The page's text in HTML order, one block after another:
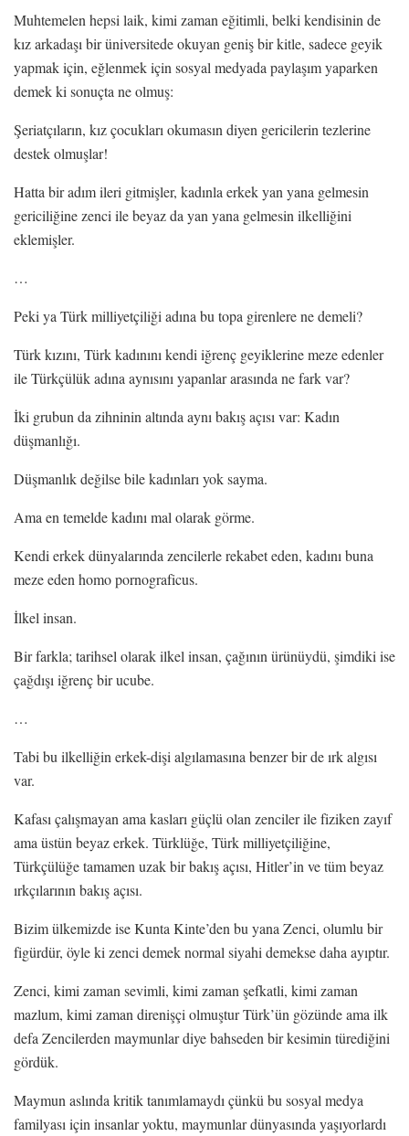
Muhtemelen hepsi laik, kimi zaman eğitimli, belki kendisinin de
kız arkadaşı bir üniversitede okuyan geniş bir kitle, sadece geyik
yapmak için, eğlenmek için sosyal medyada paylaşım yaparken
demek ki sonuçta ne olmuş:
Şeriatçıların, kız çocukları okumasın diyen gericilerin tezlerine
destek olmuşlar!
Hatta bir adım ileri gitmişler, kadınla erkek yan yana gelmesin
gericiliğine zenci ile beyaz da yan yana gelmesin ilkelliğini
eklemişler.
…
Peki ya Türk milliyetçiliği adına bu topa girenlere ne demeli?
Türk kızını, Türk kadınını kendi iğrenç geyiklerine meze edenler
ile Türkçülük adına aynısını yapanlar arasında ne fark var?
İki grubun da zihninin altında aynı bakış açısı var: Kadın
düşmanlığı.
Düşmanlık değilse bile kadınları yok sayma.
Ama en temelde kadını mal olarak görme.
Kendi erkek dünyalarında zencilerle rekabet eden, kadını buna
meze eden homo pornograficus.
İlkel insan.
Bir farkla; tarihsel olarak ilkel insan, çağının ürünüydü, şimdiki ise
çağdışı iğrenç bir ucube.
…
Tabi bu ilkelliğin erkek-dişi algılamasına benzer bir de ırk algısı
var.
Kafası çalışmayan ama kasları güçlü olan zenciler ile fiziken zayıf
ama üstün beyaz erkek. Türklüğe, Türk milliyetçiliğine,
Türkçülüğe tamamen uzak bir bakış açısı, Hitler’in ve tüm beyaz
ırkçılarının bakış açısı.
Bizim ülkemizde ise Kunta Kinte’den bu yana Zenci, olumlu bir
figürdür, öyle ki zenci demek normal siyahi demekse daha ayıptır.
Zenci, kimi zaman sevimli, kimi zaman şefkatli, kimi zaman
mazlum, kimi zaman direnişçi olmuştur Türk’ün gözünde ama ilk
defa Zencilerden maymunlar diye bahseden bir kesimin türediğini
gördük.
Maymun aslında kritik tanımlamaydı çünkü bu sosyal medya
familyası için insanlar yoktu, maymunlar dünyasında yaşıyorlardı